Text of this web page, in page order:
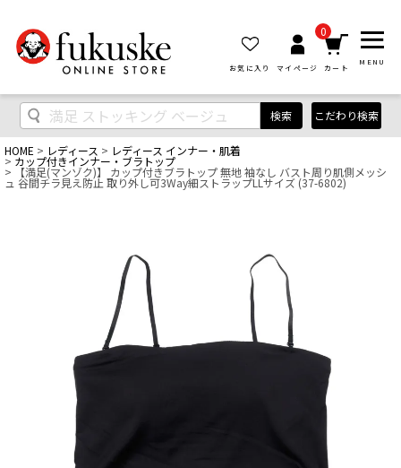
お気に入り マイページ
0
カート
MENU
検索 こだわり検索
HOME レディース レディース インナー・肌着
カップ付きインナー・ブラトップ
【満足(マンゾク)】 カップ付きブラトップ 無地 袖なし バスト周り肌側メッシ
ュ 谷間チラ見え防止 取り外し可3Way細ストラップLLサイズ (37-6802)